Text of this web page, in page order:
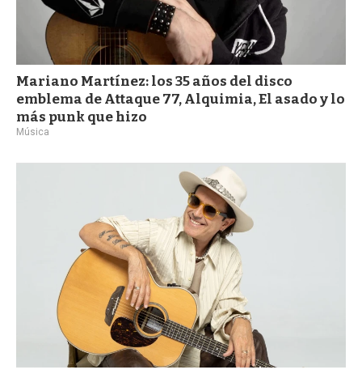
Mariano Martínez: los 35 años del disco
emblema de Attaque 77, Alquimia, El asado y lo
más punk que hizo
Música